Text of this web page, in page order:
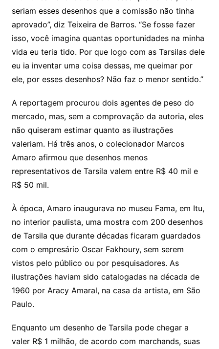
seriam esses desenhos que a comissão não tinha
aprovado”, diz Teixeira de Barros. “Se fosse fazer
isso, você imagina quantas oportunidades na minha
vida eu teria tido. Por que logo com as Tarsilas dele
eu ia inventar uma coisa dessas, me queimar por
ele, por esses desenhos? Não faz o menor sentido.”
A reportagem procurou dois agentes de peso do
mercado, mas, sem a comprovação da autoria, eles
não quiseram estimar quanto as ilustrações
valeriam. Há três anos, o colecionador Marcos
Amaro afirmou que desenhos menos
representativos de Tarsila valem entre R$ 40 mil e
R$ 50 mil.
À época, Amaro inaugurava no museu Fama, em Itu,
no interior paulista, uma mostra com 200 desenhos
de Tarsila que durante décadas ficaram guardados
com o empresário Oscar Fakhoury, sem serem
vistos pelo público ou por pesquisadores. As
ilustrações haviam sido catalogadas na década de
1960 por Aracy Amaral, na casa da artista, em São
Paulo.
Enquanto um desenho de Tarsila pode chegar a
valer R$ 1 milhão, de acordo com marchands, suas